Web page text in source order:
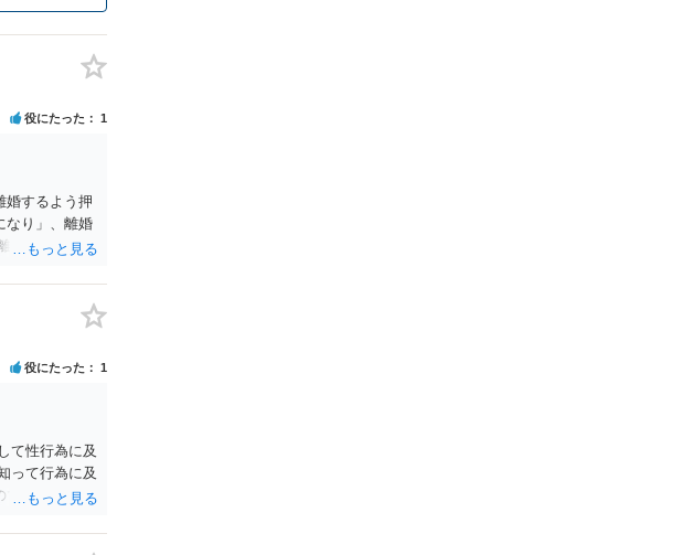
役にたった 1
婚するよう押
なり」、離婚
婚成立を希望
う方法しかな
に足下を見ら
も少なくあ
役にたった 1
て性行為に及
って行為に及
で、あまり慰